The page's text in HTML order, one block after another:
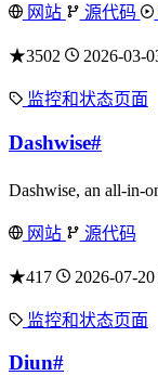
网站 源代码
★3502 2026-03-
监控和状态页面
Dashwise#
Dashwise, an all-in-
网站 源代码
★417 2026-07-20
监控和状态页面
Diun#